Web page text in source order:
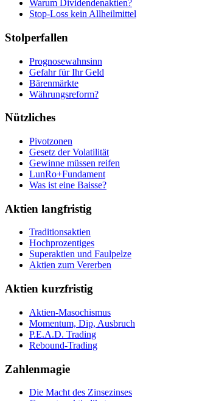
Warum Dividendenaktien?
Stop-Loss kein Allheilmittel
Stolperfallen
Prognosewahnsinn
Gefahr für Ihr Geld
Bärenmärkte
Währungsreform?
Nützliches
Pivotzonen
Gesetz der Volatilität
Gewinne müssen reifen
LunRo+Fundament
Was ist eine Baisse?
Aktien langfristig
Traditionsaktien
Hochprozentiges
Superaktien und Faulpelze
Aktien zum Vererben
Aktien kurzfristig
Aktien-Masochismus
Momentum, Dip, Ausbruch
P.E.A.D. Trading
Rebound-Trading
Zahlenmagie
Die Macht des Zinsezinses